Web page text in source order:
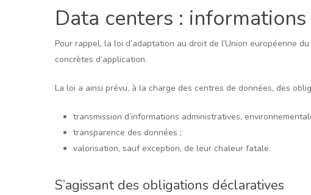
Data centers :
Pour rappel, la loi d’adaptation au droit de l’Union européenne
concrètes d’application.
La loi a ainsi prévu, à la charge des centres de données, des
transmission d’informations administratives,
transparence des données ;
valorisation, sauf exception, de leur chaleur fatale.
S’agissant des obligations déclaratives